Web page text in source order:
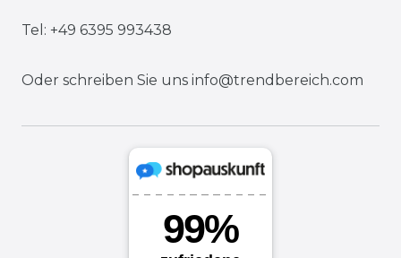
Tel: +49 6395 993438
Oder schreiben Sie uns info@trendbereich.com